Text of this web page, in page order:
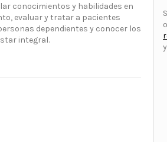
conocimientos y habilidades en
evaluar y tratar a pacientes
dependientes y conocer los
integral.